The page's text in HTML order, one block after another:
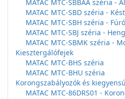
MATAC MTC-SBBAA széria -
MATAC MTC-SBD széria -
MATAC MTC-SBH széria -
MATAC MTC-SBJ széria -
MATAC MTC-SBMK széria -
Kiesztergálófejek
MATAC MTC-BHS széria
MATAC MTC-BHU széria
Korongszabályozók és
MATAC MTC-86DRS01 -